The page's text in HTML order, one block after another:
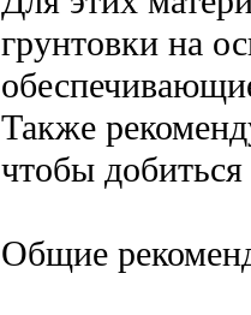
грунтовки на
Также
чтобы
Общие